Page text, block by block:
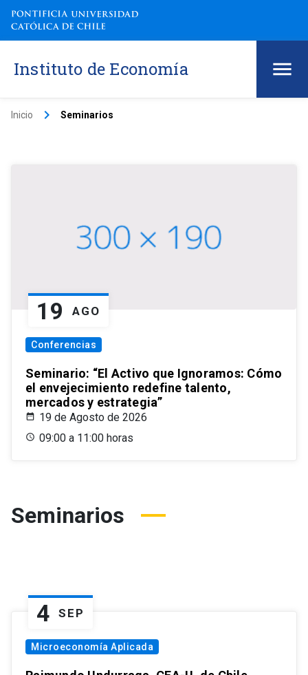
Instituto de Economía
Inicio keyboard_arrow_right Seminarios
19 AGO
Conferencias
Seminario: “El Activo que Ignoramos: Cómo
el envejecimiento redefine talento,
mercados y estrategia”
19 de Agosto de 2026
09:00 a 11:00 horas
Seminarios
4 SEP
Microeconomía Aplicada